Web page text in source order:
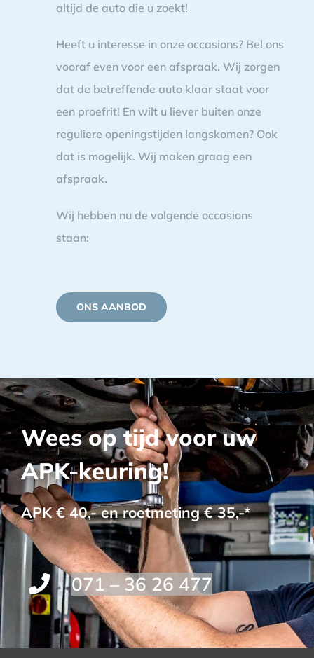
altijd de auto die u zoekt!
Heeft u interesse in onze occasions? Bel ons
vooraf even voor een afspraak. Wij zorgen
dat de betreffende auto klaar staat voor
een proefrit! En wilt u liever buiten onze
reguliere openingstijden langskomen? Ook
dat is mogelijk. Wij maken graag een
afspraak.
Wij hebben nu de volgende occasions
staan:
ONS AANBOD
Wees op tijd voor uw
APK-keuring!
APK € 40,- en roetmeting € 35,-*
071 – 36 26 477